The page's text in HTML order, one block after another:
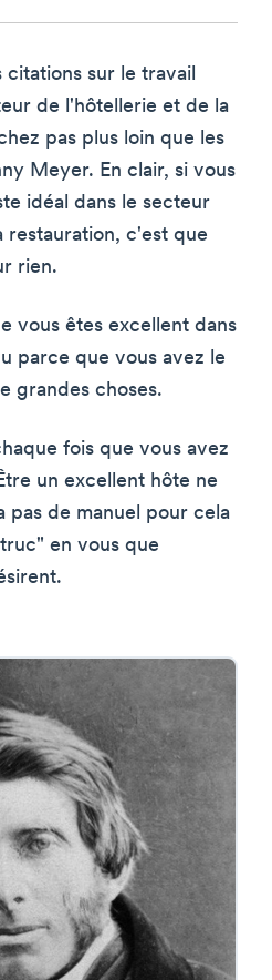
sur le travail
de l'hôtellerie et de la
pas plus loin que les
Meyer. En clair, si vous
idéal dans le secteur
c'est que
rien.
vous êtes excellent dans
parce que vous avez le
grandes choses.
fois que vous avez
un excellent hôte ne
pas de manuel pour cela
en vous que